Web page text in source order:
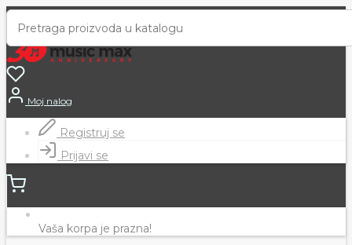
Moj nalog
Registruj se
Prijavi se
Vaša korpa je prazna!